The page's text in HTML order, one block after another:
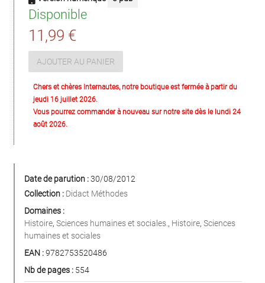
Disponible
11,99 €
AJOUTER AU PANIER
Chers et chères Internautes, notre boutique est fermée à partir du
jeudi 16 juillet 2026.
Vous pourrez commander à nouveau sur notre site dès le lundi 24
août 2026.
Date de parution :30/08/2012
Collection : Didact Méthodes
Domaines :
Histoire, Sciences humaines et sociales., Histoire, Sciences
humaines et sociales
EAN :9782753520486
Nb de pages : 554